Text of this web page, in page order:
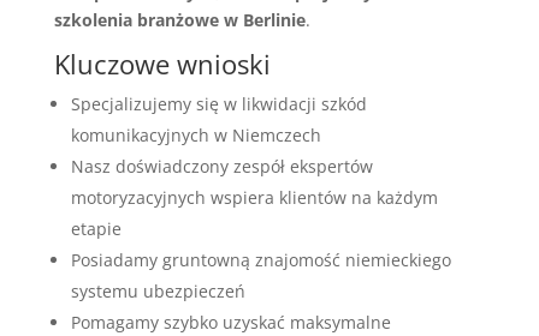
szkolenia branżowe w Berlinie.
Kluczowe wnioski
Specjalizujemy się w likwidacji szkód
komunikacyjnych w Niemczech
Nasz doświadczony zespół ekspertów
motoryzacyjnych wspiera klientów na każdym
etapie
Posiadamy gruntowną znajomość niemieckiego
systemu ubezpieczeń
Pomagamy szybko uzyskać maksymalne